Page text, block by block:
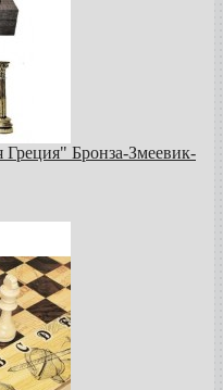
Бронза-Змеевик-